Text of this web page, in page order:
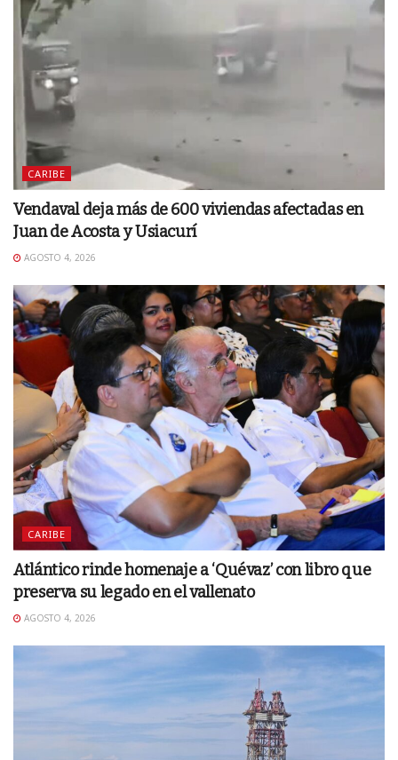
CARIBE
Vendaval deja más de 600 viviendas afectadas en
Juan de Acosta y Usiacurí
AGOSTO 4, 2026
CARIBE
Atlántico rinde homenaje a ‘Quévaz’ con libro que
preserva su legado en el vallenato
AGOSTO 4, 2026